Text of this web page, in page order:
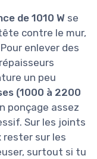
de 1010 W se
contre le mur,
enlever des
un peu
(1000 à 2200
ponçage assez
Sur les joints
rester sur les
surtout si tu